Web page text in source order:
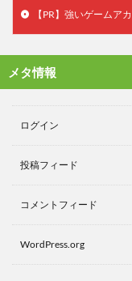
【PR】強いゲームア
メタ情報
ログイン
投稿フィード
コメントフィード
WordPress.org